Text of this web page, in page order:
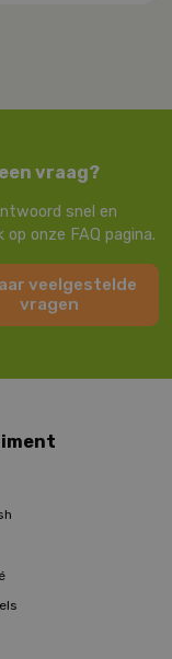
vraag?
snel en
op onze FAQ pagina.
veelgestelde
vragen